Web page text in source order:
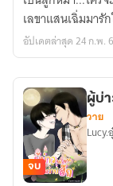
ไม่
ยอม
เป็น
หมา
เลขาแสนเฉิ่มมารั
อัปเดตล่าสุด 24 ก.พ.
จบ
ผู้บ่
วาย
Lucy.